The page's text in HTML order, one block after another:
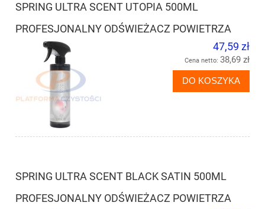
SPRING ULTRA SCENT UTOPIA 500ML
PROFESJONALNY ODŚWIEŻACZ POWIETRZA
47,59 zł
Cena netto: 38,69 zł
DO KOSZYKA
SPRING ULTRA SCENT BLACK SATIN 500ML
PROFESJONALNY ODŚWIEŻACZ POWIETRZA